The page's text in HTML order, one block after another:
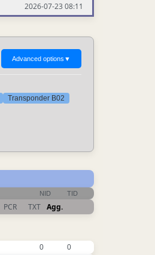
2026-07-23 08:11
Advanced options ▼
Transponder B02
NID TID
PCR TXT Agg.
0 0